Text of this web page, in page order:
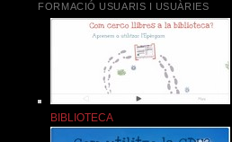
FORMACIÓ USUARIS I USUÀRIES
BIBLIOTECA